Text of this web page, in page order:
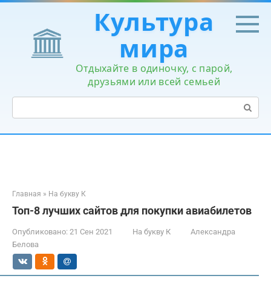
Перейти
контенту
Культура
мира
Отдыхайте в одиночку, с парой,
друзьями или всей семьей
Поиск:
Главная » На букву К
Топ-8 лучших сайтов для покупки авиабилетов
Опубликовано: 21 Сен 2021 На букву К
Александра
Белова